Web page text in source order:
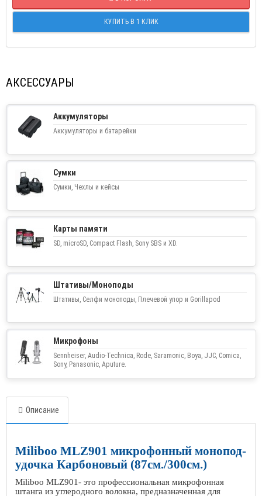
КУПИТЬ В 1 КЛИК
АКСЕССУАРЫ
Аккумуляторы
Аккумуляторы и батарейки
Сумки
Сумки, Чехлы и кейсы
Карты памяти
SD, microSD, Compact Flash, Sony SBS и XD.
Штативы/Моноподы
Штативы, Селфи моноподы, Плечевой упор и Gorillapod
Микрофоны
Sennheiser, Audio-Technica, Rode, Saramonic, Boya, JJC, Comica,
Sony, Panasonic, Aputure.
Описание
Miliboo MLZ901 микрофонный монопод-
удочка Карбоновый (87см./300см.)
Miliboo MLZ901- это профессиональная микрофонная
штанга из углеродного волокна, предназначенная для